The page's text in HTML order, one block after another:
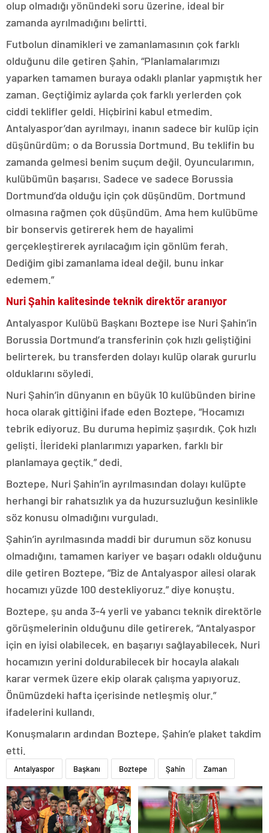
olup olmadığı yönündeki soru üzerine, ideal bir
zamanda ayrılmadığını belirtti.
Futbolun dinamikleri ve zamanlamasının çok farklı
olduğunu dile getiren Şahin, “Planlamalarımızı
yaparken tamamen buraya odaklı planlar yapmıştık her
zaman. Geçtiğimiz aylarda çok farklı yerlerden çok
ciddi teklifler geldi. Hiçbirini kabul etmedim.
Antalyaspor’dan ayrılmayı, inanın sadece bir kulüp için
düşünürdüm; o da Borussia Dortmund. Bu teklifin bu
zamanda gelmesi benim suçum değil. Oyuncularımın,
kulübümün başarısı. Sadece ve sadece Borussia
Dortmund’da olduğu için çok düşündüm. Dortmund
olmasına rağmen çok düşündüm. Ama hem kulübüme
bir bonservis getirerek hem de hayalimi
gerçekleştirerek ayrılacağım için gönlüm ferah.
Dediğim gibi zamanlama ideal değil, bunu inkar
edemem.”
Nuri Şahin kalitesinde teknik direktör aranıyor
Antalyaspor Kulübü Başkanı Boztepe ise Nuri Şahin’in
Borussia Dortmund’a transferinin çok hızlı geliştiğini
belirterek, bu transferden dolayı kulüp olarak gururlu
olduklarını söyledi.
Nuri Şahin’in dünyanın en büyük 10 kulübünden birine
hoca olarak gittiğini ifade eden Boztepe, “Hocamızı
tebrik ediyoruz. Bu duruma hepimiz şaşırdık. Çok hızlı
gelişti. İlerideki planlarımızı yaparken, farklı bir
planlamaya geçtik.” dedi.
Boztepe, Nuri Şahin’in ayrılmasından dolayı kulüpte
herhangi bir rahatsızlık ya da huzursuzluğun kesinlikle
söz konusu olmadığını vurguladı.
Şahin’in ayrılmasında maddi bir durumun söz konusu
olmadığını, tamamen kariyer ve başarı odaklı olduğunu
dile getiren Boztepe, “Biz de Antalyaspor ailesi olarak
hocamızı yüzde 100 destekliyoruz.” diye konuştu.
Boztepe, şu anda 3-4 yerli ve yabancı teknik direktörle
görüşmelerinin olduğunu dile getirerek, “Antalyaspor
için en iyisi olabilecek, en başarıyı sağlayabilecek, Nuri
hocamızın yerini doldurabilecek bir hocayla alakalı
karar vermek üzere ekip olarak çalışma yapıyoruz.
Önümüzdeki hafta içerisinde netleşmiş olur.”
ifadelerini kullandı.
Konuşmaların ardından Boztepe, Şahin’e plaket takdim
etti.
Antalyaspor Başkanı Boztepe Şahin Zaman